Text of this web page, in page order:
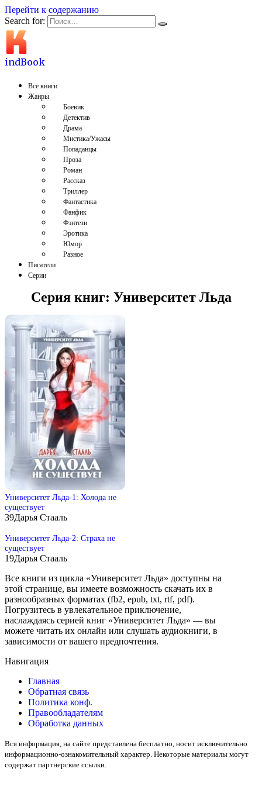
Перейти к содержанию
Search for:
indBook
Все книги
Жанры
Боевик
Детектив
Драма
Мистика/Ужасы
Попаданцы
Проза
Роман
Рассказ
Триллер
Фантастика
Фанфик
Фэнтези
Эротика
Юмор
Разное
Писатели
Серии
Серия книг: Университет Льда
Университет Льда-1: Холода не
существует
39Дарья Стааль
Университет Льда-2: Страха не
существует
19Дарья Стааль
Все книги из цикла «Университет Льда» доступны на
этой странице, вы имеете возможность скачать их в
разнообразных форматах (fb2, epub, txt, rtf, pdf).
Погрузитесь в увлекательное приключение,
наслаждаясь серией книг «Университет Льда» — вы
можете читать их онлайн или слушать аудиокниги, в
зависимости от вашего предпочтения.
Навигация
Главная
Обратная связь
Политика конф.
Правообладателям
Обработка данных
Вся информация, на сайте представлена бесплатно, носит исключительно
информационно-ознакомительный характер. Некоторые материалы могут
содержат партнерские ссылки.